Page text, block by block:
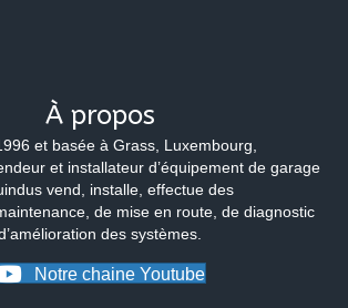
À propos
et basée à Grass, Luxembourg,
et installateur d’équipement de garage
vend, installe, effectue des
de mise en route, de diagnostic
des systèmes.
Notre chaine Youtube